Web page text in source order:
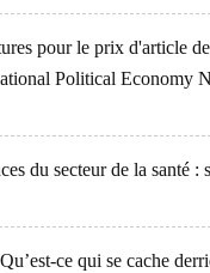
pour le prix d'article
Political Economy
du secteur de la santé :
ce qui se cache